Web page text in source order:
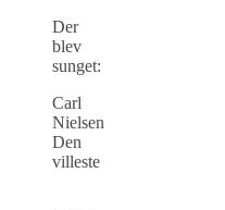
Der
blev
sunget:
Carl
Nielsen
Den
villeste